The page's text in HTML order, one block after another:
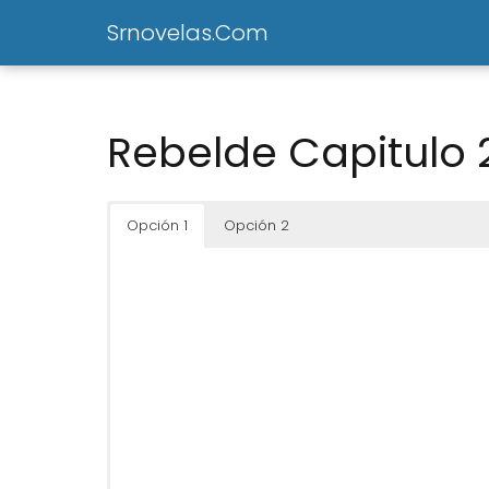
Srnovelas.Com
Rebelde Capitulo
Opción 1 Opción 2